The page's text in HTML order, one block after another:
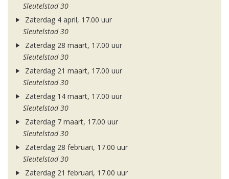
Sleutelstad 30
Zaterdag 4 april, 17.00 uur
Sleutelstad 30
Zaterdag 28 maart, 17.00 uur
Sleutelstad 30
Zaterdag 21 maart, 17.00 uur
Sleutelstad 30
Zaterdag 14 maart, 17.00 uur
Sleutelstad 30
Zaterdag 7 maart, 17.00 uur
Sleutelstad 30
Zaterdag 28 februari, 17.00 uur
Sleutelstad 30
Zaterdag 21 februari, 17.00 uur